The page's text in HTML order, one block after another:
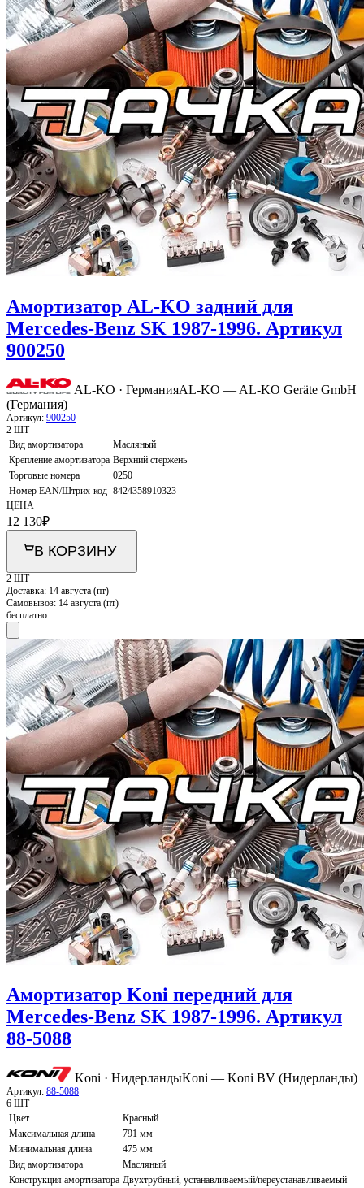
Амортизатор AL-KO задний для
Mercedes-Benz SK 1987-1996. Артикул
900250
AL-KO · ГерманияAL-KO — AL-KO Geräte GmbH
(Германия)
Артикул: 900250
2 ШТ
Вид амортизатора
Масляный
Крепление амортизатора Верхний стержень
Торговые номера
0250
Номер EAN/Штрих-код 8424358910323
ЦЕНА
12 130₽
В КОРЗИНУ
2 ШТ
Доставка: 14 августа (пт)
Самовывоз: 14 августа (пт)
бесплатно
Амортизатор Koni передний для
Mercedes-Benz SK 1987-1996. Артикул
88-5088
Koni · НидерландыKoni — Koni BV (Нидерланды)
Артикул: 88-5088
6 ШТ
Цвет
Красный
Максимальная длина
791 мм
Минимальная длина
475 мм
Вид амортизатора
Масляный
Конструкция амортизатора Двухтрубный, устанавливаемый/переустанавливаемый